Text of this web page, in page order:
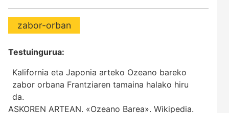
zabor-orban
Testuingurua:
Kalifornia eta Japonia arteko Ozeano bareko
zabor orbana Frantziaren tamaina halako hiru
da.
ASKOREN ARTEAN. «Ozeano Barea». Wikipedia.